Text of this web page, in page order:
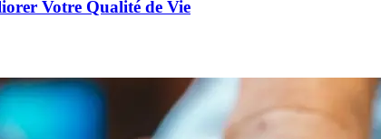
Votre Qualité de Vie